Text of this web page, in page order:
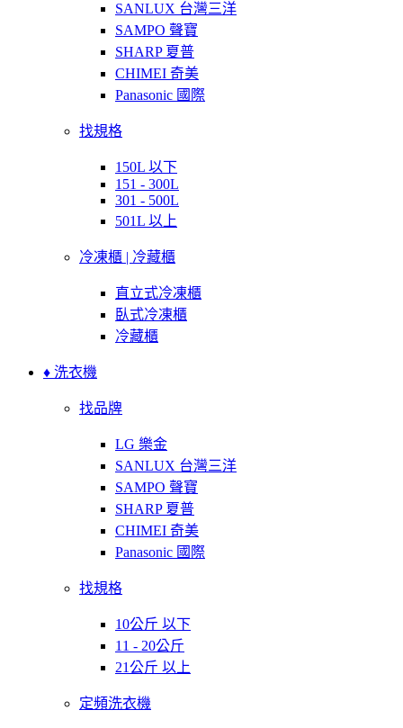
SANLUX 台灣三洋
SAMPO 聲寶
SHARP 夏普
CHIMEI 奇美
Panasonic 國際
找規格
150L 以下
151 - 300L
301 - 500L
501L 以上
冷凍櫃 | 冷藏櫃
直立式冷凍櫃
臥式冷凍櫃
冷藏櫃
♦ 洗衣機
找品牌
LG 樂金
SANLUX 台灣三洋
SAMPO 聲寶
SHARP 夏普
CHIMEI 奇美
Panasonic 國際
找規格
10公斤 以下
11 - 20公斤
21公斤 以上
定頻洗衣機